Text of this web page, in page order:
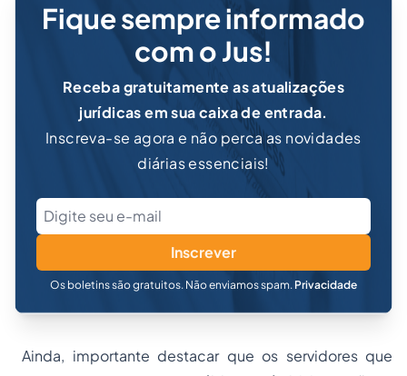
Fique sempre informado
com o Jus!
Receba gratuitamente as atualizações
jurídicas em sua caixa de entrada.
Inscreva-se agora e não perca as novidades
diárias essenciais!
Inscrever
Os boletins são gratuitos. Não enviamos spam. Privacidade
Ainda, importante destacar que os servidores que